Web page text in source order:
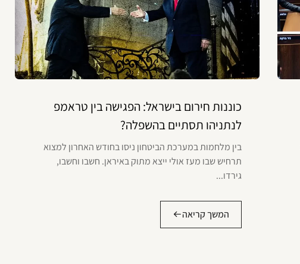
כוננות חירום בישראל: הפגישה בין טראמפ
לנתניהו תסתיים בהשפלה?
בין מלחמות במערכת הביטחון ניסו בחודש האחרון למצוא
תרחיש שבו מעז אולי ייצא מתוק באיראן. חשבו וחשבו,
גירדו...
המשך קריאה